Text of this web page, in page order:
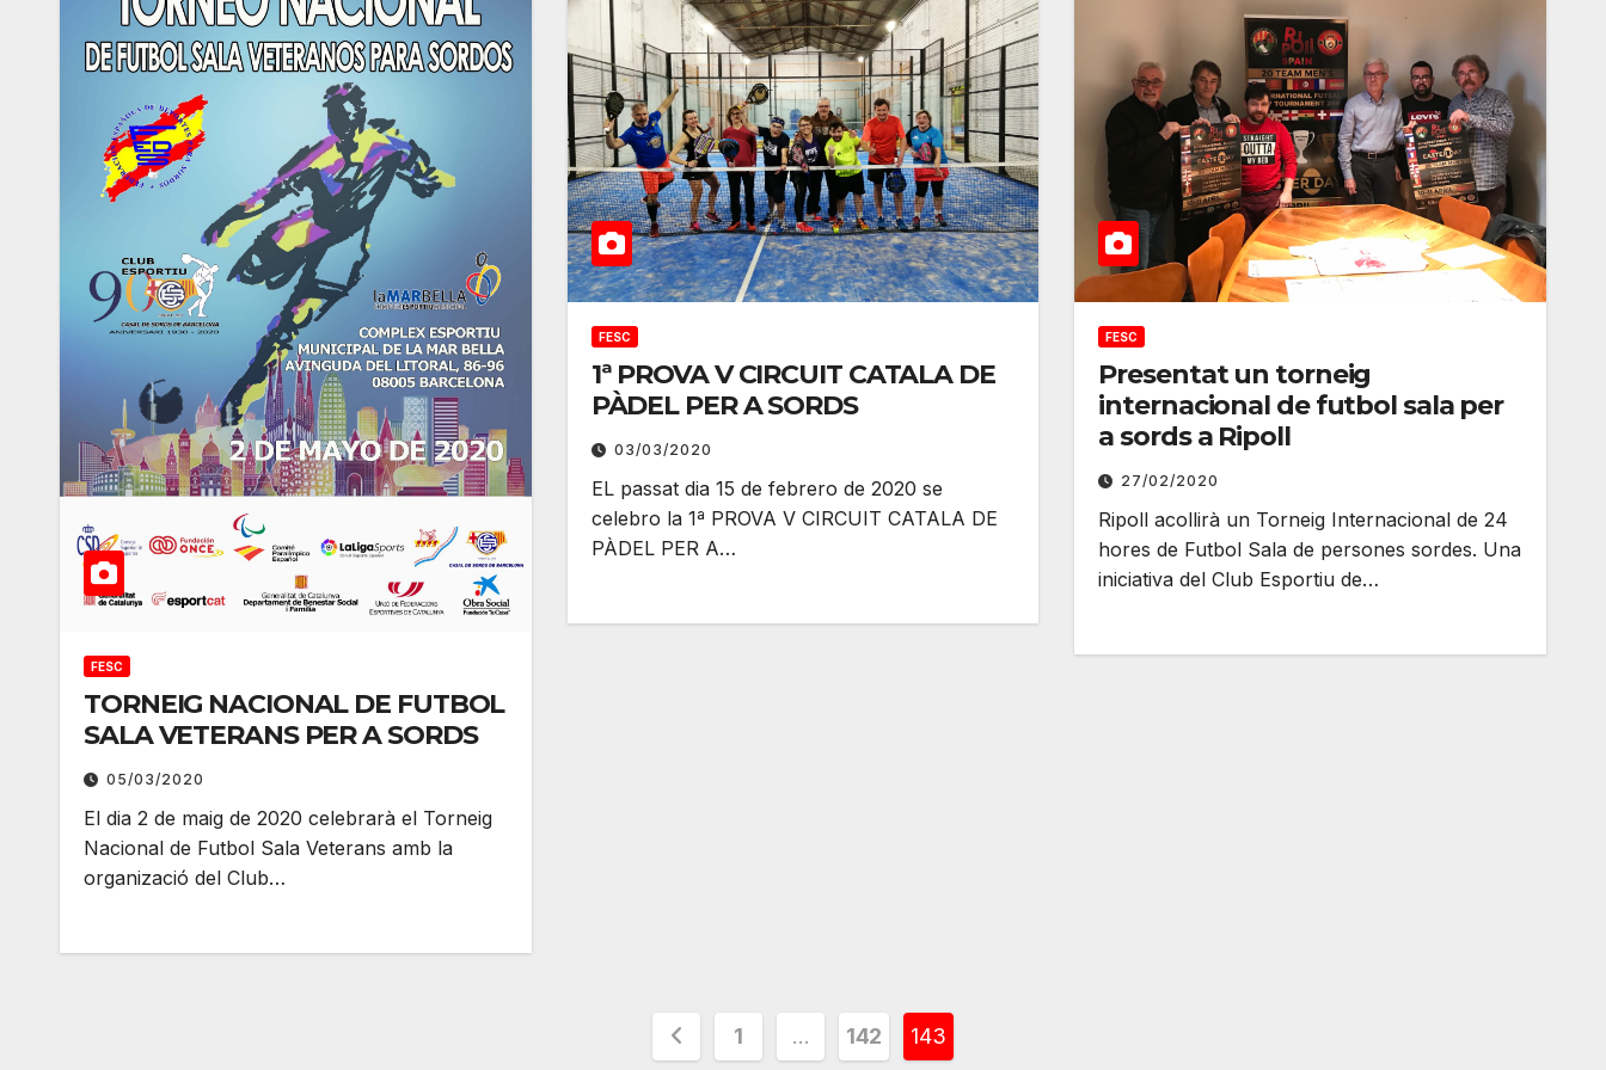
FESC
TORNEIG NACIONAL DE FUTBOL
SALA VETERANS PER A SORDS
05/03/2020
El dia 2 de maig de 2020 celebrarà el Torneig
Nacional de Futbol Sala Veterans amb la
organizació del Club…
FESC
1ª PROVA V CIRCUIT CATALA DE
PÀDEL PER A SORDS
03/03/2020
EL passat dia 15 de febrero de 2020 se
celebro la 1ª PROVA V CIRCUIT CATALA DE
PÀDEL PER A…
FESC
Presentat un torneig
internacional de futbol sala per
a sords a Ripoll
27/02/2020
Ripoll acollirà un Torneig Internacional de 24
hores de Futbol Sala de persones sordes. Una
iniciativa del Club Esportiu de…
Paginación
1 … 142 143